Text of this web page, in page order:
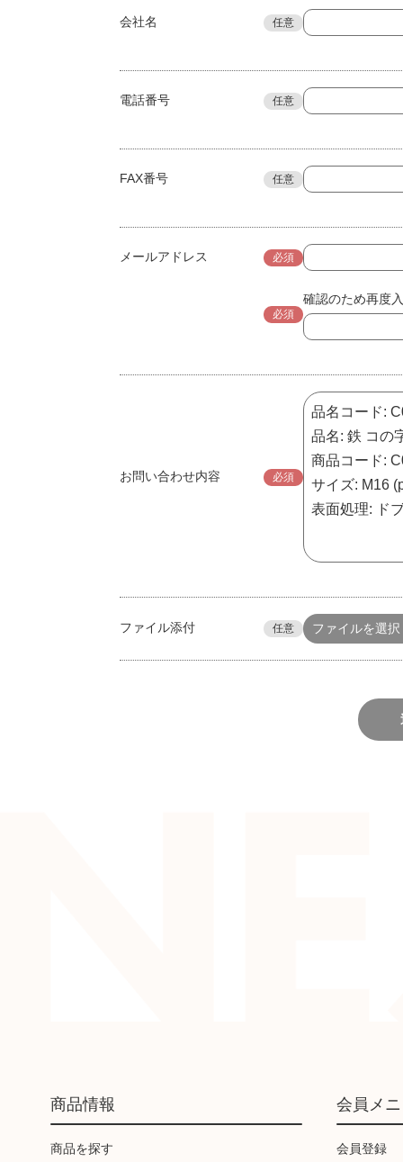
会社名 任意
電話番号 任意
FAX番号 任意
メールアドレス 必須
必須
確認のため再度
お問い合わせ内容 必須
ファイル添付 任意 ファイルを選択
商品情報
商品を探す
会員メ
会員登録